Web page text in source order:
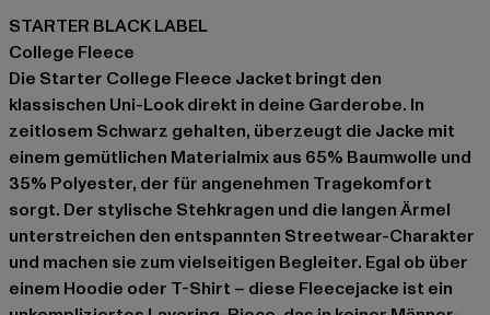
STARTER BLACK LABEL
College Fleece
Die Starter College Fleece Jacket bringt den
klassischen Uni-Look direkt in deine Garderobe. In
zeitlosem Schwarz gehalten, überzeugt die Jacke mit
einem gemütlichen Materialmix aus 65% Baumwolle und
35% Polyester, der für angenehmen Tragekomfort
sorgt. Der stylische Stehkragen und die langen Ärmel
unterstreichen den entspannten Streetwear-Charakter
und machen sie zum vielseitigen Begleiter. Egal ob über
einem Hoodie oder T-Shirt – diese Fleecejacke ist ein